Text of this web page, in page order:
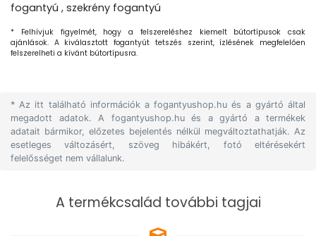
fogantyú , szekrény fogantyú
* Felhívjuk figyelmét, hogy a felszereléshez kiemelt bútortípusok csak
ajánlások. A kiválasztott fogantyút tetszés szerint, ízlésének megfelelően
felszerelheti a kívánt bútortípusra.
* Az itt található információk a fogantyushop.hu és a gyártó által
megadott adatok. A fogantyushop.hu és a gyártó a termékek
adatait bármikor, előzetes bejelentés nélkül megváltoztathatják. Az
esetleges változásért, szöveg hibákért, fotó eltérésekért
felelősséget nem vállalunk.
A termékcsalád további tagjai